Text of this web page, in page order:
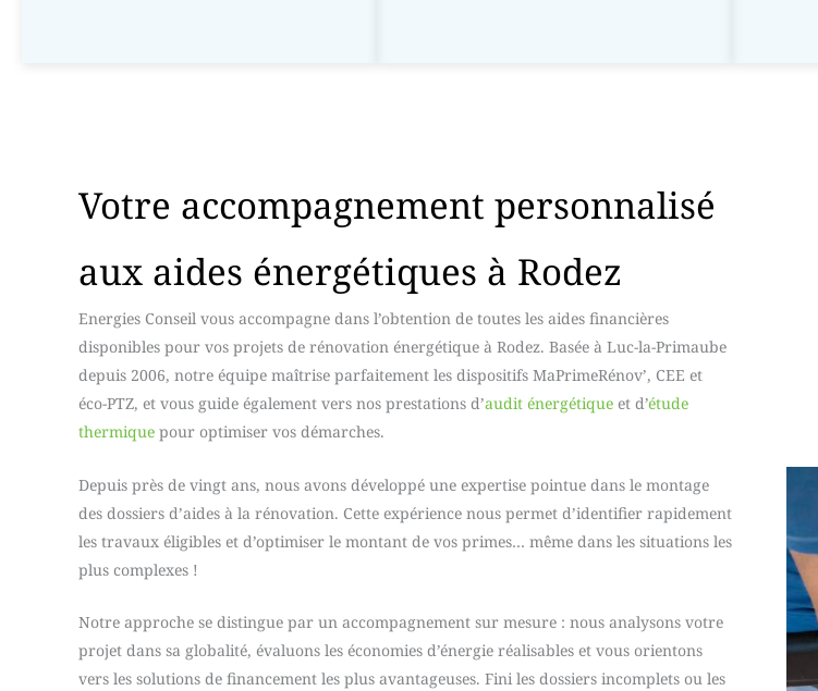
Votre accompagnement personnalisé
aux aides énergétiques à Rodez
Energies Conseil vous accompagne dans l’obtention de toutes les aides financières
disponibles pour vos projets de rénovation énergétique à Rodez. Basée à Luc-la-Primaube
depuis 2006, notre équipe maîtrise parfaitement les dispositifs MaPrimeRénov’, CEE et
éco-PTZ, et vous guide également vers nos prestations d’audit énergétique et d’étude
thermique pour optimiser vos démarches.
Depuis près de vingt ans, nous avons développé une expertise pointue dans le montage
des dossiers d’aides à la rénovation. Cette expérience nous permet d’identifier rapidement
les travaux éligibles et d’optimiser le montant de vos primes… même dans les situations les
plus complexes !
Notre approche se distingue par un accompagnement sur mesure : nous analysons votre
projet dans sa globalité, évaluons les économies d’énergie réalisables et vous orientons
vers les solutions de financement les plus avantageuses. Fini les dossiers incomplets ou les